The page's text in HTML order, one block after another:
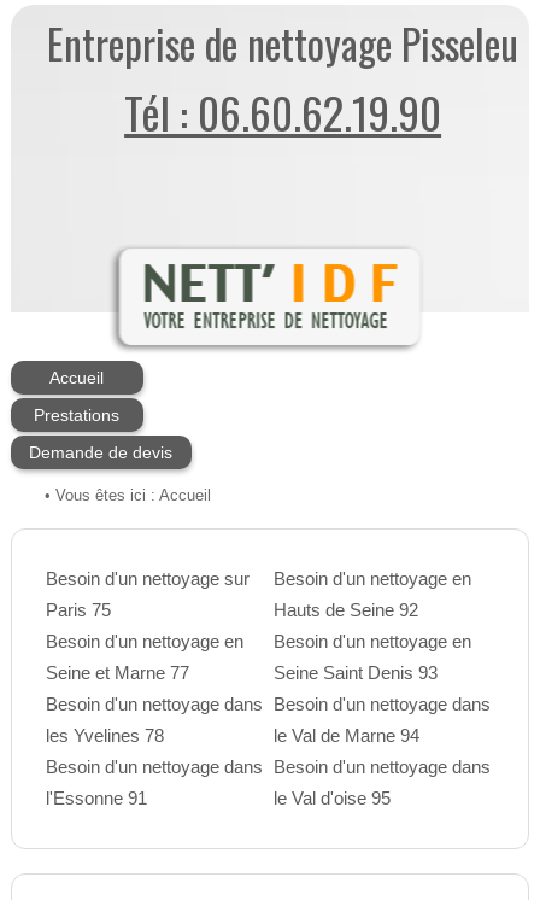
Entreprise de nettoyage Pisseleu
Tél : 06.60.62.19.90
Accueil
Prestations
Demande de devis
• Vous êtes ici : Accueil
Besoin d'un nettoyage sur
Paris 75
Besoin d'un nettoyage en
Seine et Marne 77
Besoin d'un nettoyage dans
les Yvelines 78
Besoin d'un nettoyage dans
l'Essonne 91
Besoin d'un nettoyage en
Hauts de Seine 92
Besoin d'un nettoyage en
Seine Saint Denis 93
Besoin d'un nettoyage dans
le Val de Marne 94
Besoin d'un nettoyage dans
le Val d'oise 95